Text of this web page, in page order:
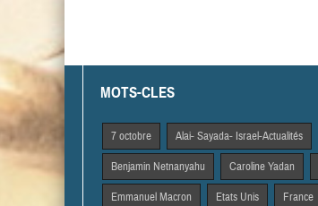
MOTS-CLES
7 octobre Alai- Sayada- Israel-Actualités
Benjamin Netnanyahu Caroline Yadan
Emmanuel Macron Etats Unis France